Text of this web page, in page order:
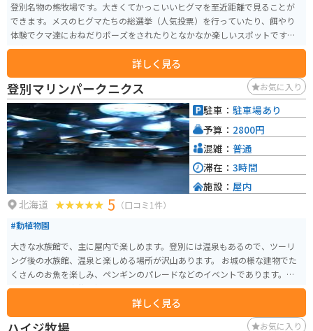
登別名物の熊牧場です。大きくてかっこいいヒグマを至近距離で見ることが
できます。メスのヒグマたちの総選挙（人気投票）を行っていたり、餌やり
体験でクマ達におねだりポーズをされたりとなかなか楽しいスポットです。
園内に歴代ボスの紹介パネルもあり、スタッフさんの愛を感じます。ロープ
ウェイで牧場へ行く際の景色も綺麗で行くまでも楽しいです。
詳しく見る
登別マリンパークニクス お気に入り
北海道 5 （口コミ1件）
#動植物園
大きな水族館で、主に屋内で楽しめます。登別には温泉もあるので、ツーリ
ング後の水族館、温泉と楽しめる場所が沢山あります。 お城の様な建物でた
くさんのお魚を楽しみ、ペンギンのパレードなどのイベントであります。カ
ップル、友達、家族と様々な人で賑わっています。
詳しく見る
駐車： 駐車場あり
予算： 2800円
混雑： 普通
滞在： 3時間
施設： 屋内
お気に入り